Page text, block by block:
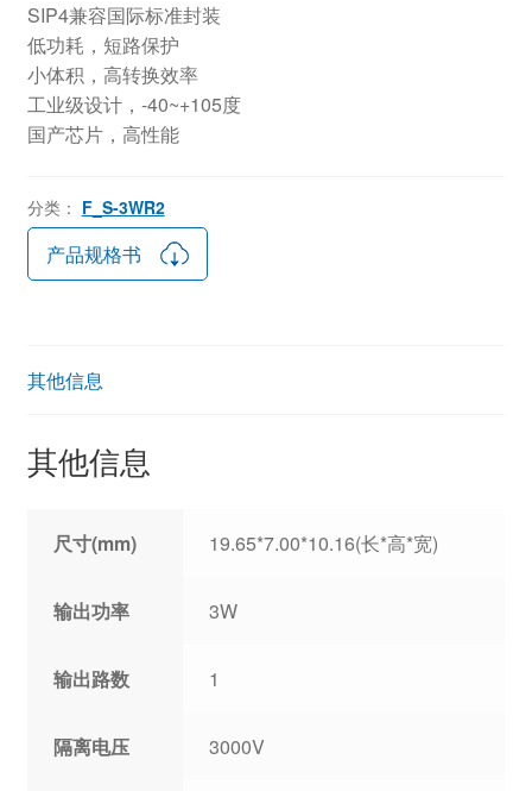
SIP4兼容国际标准封装
低功耗，短路保护
小体积，高转换效率
工业级设计，-40~+105度
国产芯片，高性能
分类： F_S-3WR2
产品规格书
其他信息
其他信息
尺寸(mm) 19.65*7.00*10.16(长*高*宽)
输出功率 3W
输出路数 1
隔离电压 3000V